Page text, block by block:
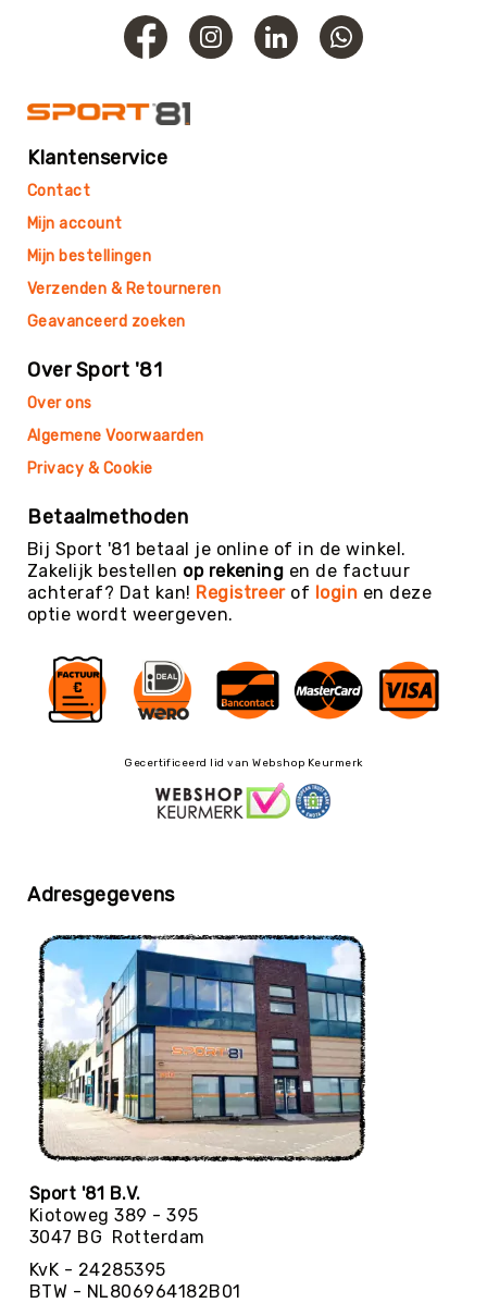
Speedbadminton
Spikeball
Steppen
Tafeltennis
Tchoukbal
Ballen
Teambuilding
Tennis
Trefbal
Trendsporten
/
Gymnastiek
Vechtsport
&
Zelfverdediging
Volleybal
Waterpolo
&
Meditatie
Yogamatten
Yoga
KinderYoga
Meditatiekussens
Yoga
Pakketten
Yogamat
reiniging
Zaalvoetbal
Zaalvoetballen
Zeskamp
Zwemmen
BALLEN
Sportballen
American
Klantenservice
Contact
Mijn account
Mijn bestellingen
Verzenden & Retourneren
Geavanceerd zoeken
Over Sport '81
Over ons
Algemene Voorwaarden
Privacy & Cookie
Betaalmethoden
Bij Sport '81 betaal je online of in de winkel.
Zakelijk bestellen op rekening en de factuur
achteraf? Dat kan! Registreerof login en deze
optie wordt weergeven.
Gecertificeerd lid van Webshop Keurmerk
Adresgegevens
Sport '81 B.V.
Kiotoweg 389 - 395
3047 BG Rotterdam
KvK - 24285395
BTW - NL806964182B01